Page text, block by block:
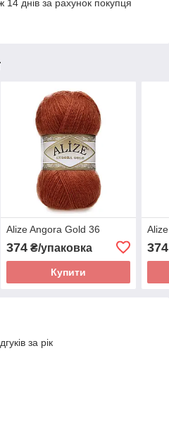
днів за рахунок покупця
Alize Angora Gold 36
374₴/упаковка
Купити
374
за рік